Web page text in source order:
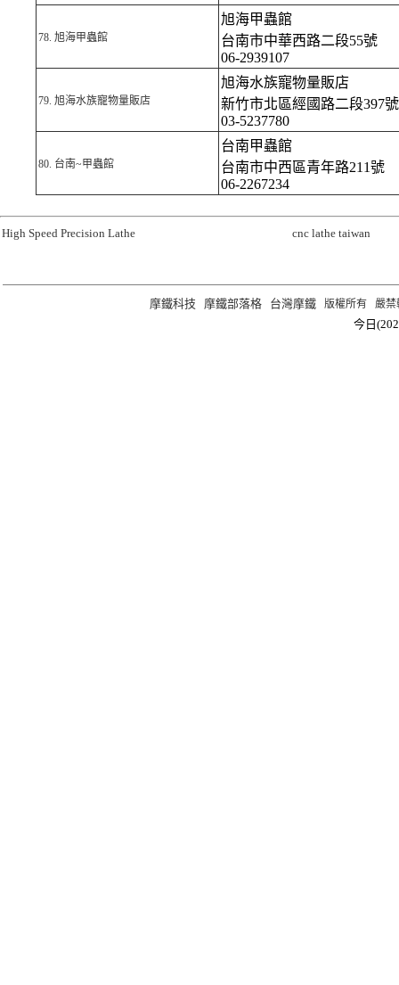
78. 旭海甲蟲館
旭海甲蟲館
台南市中華西路二段55號
06-2939107
79. 旭海水族寵物量販店
旭海水族寵物量販店
新竹市北區經國路二段397號
03-5237780
80. 台南~甲蟲館
台南甲蟲館
台南市中西區青年路211號
06-2267234
High Speed Precision Lathe cnc lathe taiwan
摩鐵科技 摩鐵部落格 台灣摩鐵版權所有 嚴禁
今日